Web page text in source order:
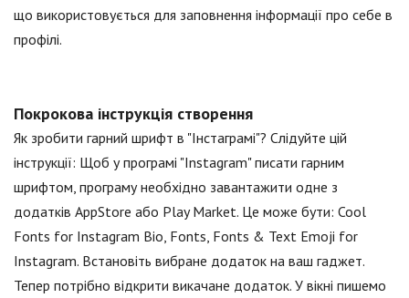
що використовується для заповнення інформації про себе в
профілі.
Покрокова інструкція створення
Як зробити гарний шрифт в "Інстаграмі"? Слідуйте цій
інструкції: Щоб у програмі "Instagram" писати гарним
шрифтом, програму необхідно завантажити одне з
додатків AppStore або Play Market. Це може бути: Cool
Fonts for Instagram Bio, Fonts, Fonts & Text Emoji for
Instagram. Встановіть вибране додаток на ваш гаджет.
Тепер потрібно відкрити викачане додаток. У вікні пишемо